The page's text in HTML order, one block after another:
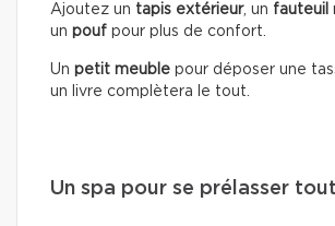
Ajoutez un tapis extérieur, un fauteuil
un pouf pour plus de confort.
Un petit meuble pour déposer une
un livre complètera le tout.
Un spa pour se prélasser